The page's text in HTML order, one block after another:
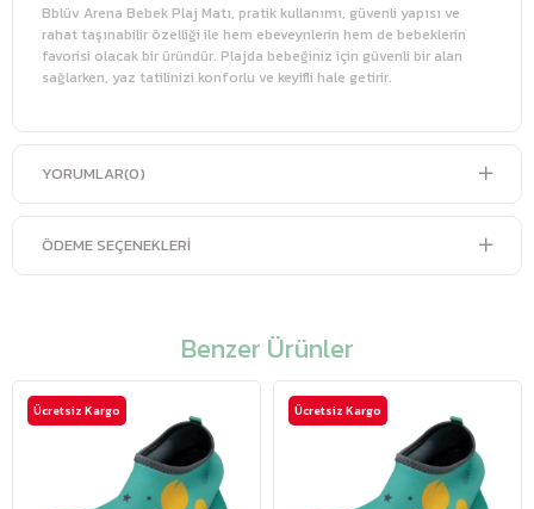
Bblüv Arena Bebek Plaj Matı, pratik kullanımı, güvenli yapısı ve
rahat taşınabilir özelliği ile hem ebeveynlerin hem de bebeklerin
favorisi olacak bir üründür. Plajda bebeğiniz için güvenli bir alan
sağlarken, yaz tatilinizi konforlu ve keyifli hale getirir.
YORUMLAR(0)
ÖDEME SEÇENEKLERI
Benzer Ürünler
Ücretsiz Kargo Ücretsiz Kargo